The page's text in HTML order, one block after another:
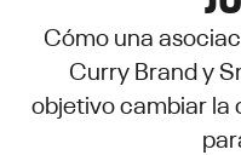
Cómo una
Curry Brand y
objetivo cambiar la